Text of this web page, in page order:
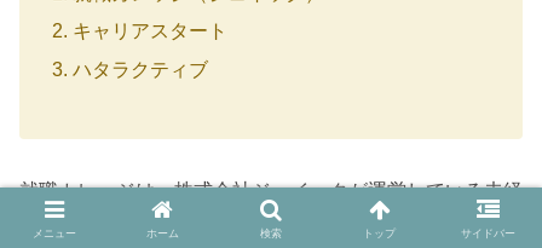
キャリアスタート
ハタラクティブ
就職カレッジは、株式会社ジェイックが運営している未経
験者やフリーター、既卒者などに特化した就職サービスで
メニュー ホーム 検索 トップ サイドバー